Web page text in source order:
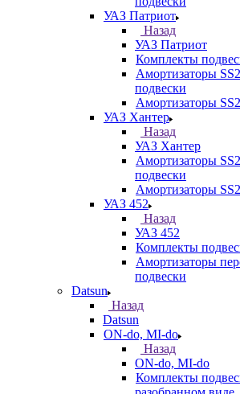
УАЗ Патриот
Назад
УАЗ Патриот
Комплекты
Амортизаторы
подвески
Амортизаторы
УАЗ Хантер
Назад
УАЗ Хантер
Амортизаторы
подвески
Амортизаторы
УАЗ 452
Назад
УАЗ 452
Комплекты
Амортизаторы
подвески
Datsun
Назад
Datsun
ON-do, MI-do
Назад
ON-do, MI-do
Комплекты